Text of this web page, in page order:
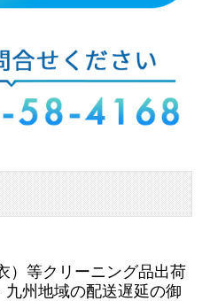
ボットスクール富士宮教室出展
）等クリーニング品出荷
九州地域の配送遅延の御